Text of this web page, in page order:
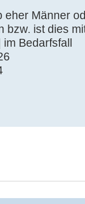
eher Männer
bzw. ist dies
im Bedarfsfall